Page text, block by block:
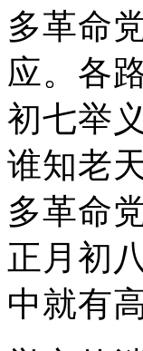
多革命
应。各
初七举
谁知老
多革命
正月初
中就有